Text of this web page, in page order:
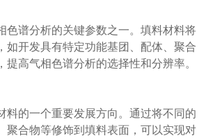
谱分析的关键参数之一。填料材料将
如开发具有特定功能基团、配体、聚合
提高气相色谱分析的选择性和分辨率。
的一个重要发展方向。通过将不同的
聚合物等修饰到填料表面，可以实现对